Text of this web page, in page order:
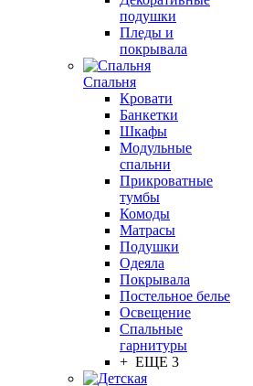
подушки
Пледы и
покрывала
Спальня
Кровати
Банкетки
Шкафы
Модульные
спальни
Прикроватные
тумбы
Комоды
Матрасы
Подушки
Одеяла
Покрывала
Постельное белье
Освещение
Спальные
гарнитуры
+ ЕЩЕ 3